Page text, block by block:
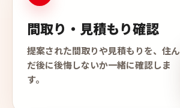
間取り・見積もり確認
提案された間取りや見積もりを、住ん
だ後に後悔しないか一緒に確認しま
す。